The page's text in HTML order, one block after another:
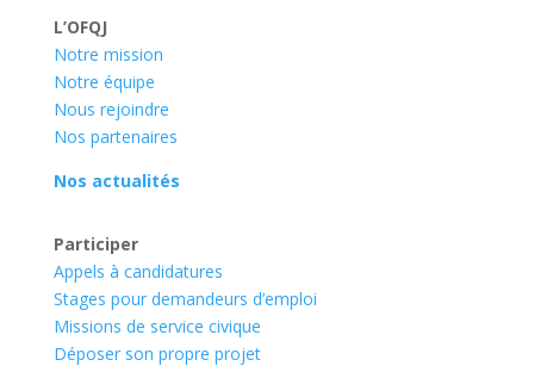
L’OFQJ
Notre mission
Notre équipe
Nous rejoindre
Nos partenaires
Nos actualités
Participer
Appels à candidatures
Stages pour demandeurs d’emploi
Missions de service civique
Déposer son propre projet